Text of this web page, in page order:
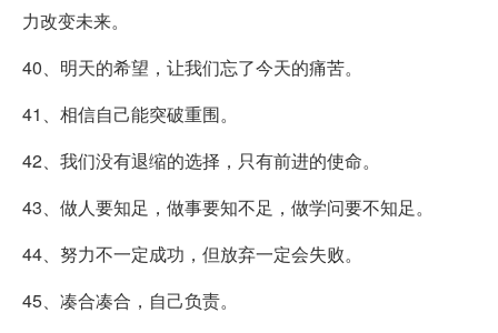
力改变未来。
40、明天的希望，让我们忘了今天的痛苦。
41、相信自己能突破重围。
42、我们没有退缩的选择，只有前进的使命。
43、做人要知足，做事要知不足，做学问要不知足。
44、努力不一定成功，但放弃一定会失败。
45、凑合凑合，自己负责。